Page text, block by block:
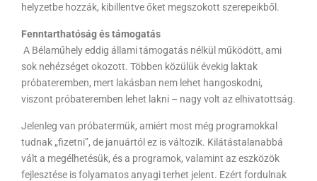
helyzetbe hozzák, kibillentve őket megszokott szerepeikből.
Fenntarthatóság és támogatás
A Bélaműhely eddig állami támogatás nélkül működött, ami
sok nehézséget okozott. Többen közülük évekig laktak
próbateremben, mert lakásban nem lehet hangoskodni,
viszont próbateremben lehet lakni – nagy volt az elhivatottság.
Jelenleg van próbatermük, amiért most még programokkal
tudnak „fizetni”, de januártól ez is változik. Kilátástalanabbá
vált a megélhetésük, és a programok, valamint az eszközök
fejlesztése is folyamatos anyagi terhet jelent. Ezért fordulnak